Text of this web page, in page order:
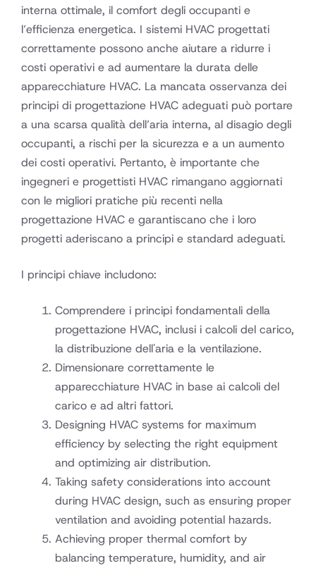
interna ottimale, il comfort degli occupanti e
l’efficienza energetica. I sistemi HVAC progettati
correttamente possono anche aiutare a ridurre i
costi operativi e ad aumentare la durata delle
apparecchiature HVAC. La mancata osservanza dei
principi di progettazione HVAC adeguati può portare
a una scarsa qualità dell’aria interna, al disagio degli
occupanti, a rischi per la sicurezza e a un aumento
dei costi operativi. Pertanto, è importante che
ingegneri e progettisti HVAC rimangano aggiornati
con le migliori pratiche più recenti nella
progettazione HVAC e garantiscano che i loro
progetti aderiscano a principi e standard adeguati.
I principi chiave includono:
Comprendere i principi fondamentali della
progettazione HVAC, inclusi i calcoli del carico,
la distribuzione dell'aria e la ventilazione.
Dimensionare correttamente le
apparecchiature HVAC in base ai calcoli del
carico e ad altri fattori.
Designing HVAC systems for maximum
efficiency by selecting the right equipment
and optimizing air distribution.
Taking safety considerations into account
during HVAC design, such as ensuring proper
ventilation and avoiding potential hazards.
Achieving proper thermal comfort by
balancing temperature, humidity, and air